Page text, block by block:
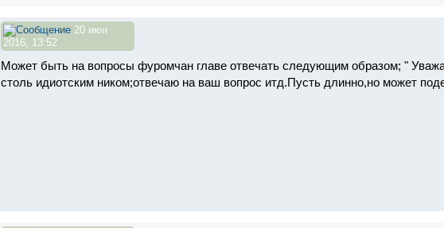
20 июн
2016, 13:52
Может быть на вопросы фуромчан главе отвечать следующим образом; "
столь идиотским ником;отвечаю на ваш вопрос итд.Пусть длинно,но может